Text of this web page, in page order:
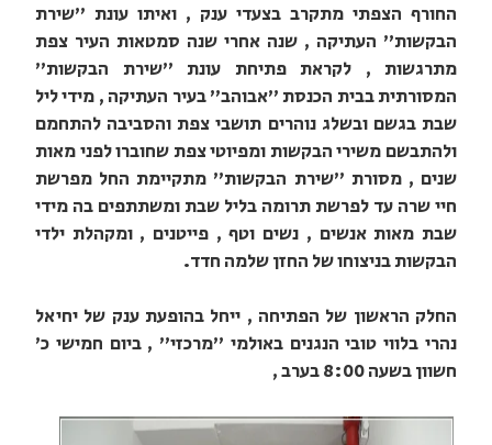
החורף הצפתי מתקרב בצעדי ענק , ואיתו עונת "שירת
הבקשות" העתיקה , שנה אחרי שנה סמטאות העיר צפת
מתרגשות , לקראת פתיחת עונת "שירת הבקשות"
המסורתית בבית הכנסת "אבוהב" בעיר העתיקה , מידי ליל
שבת בגשם ובשלג נוהרים תושבי צפת והסביבה להתחמם
ולהתבשם משירי הבקשות ומפיוטי צפת שחוברו לפני מאות
שנים , מסורת "שירת הבקשות" מתקיימת החל מפרשת
חיי שרה עד לפרשת תרומה בליל שבת ומשתתפים בה מידי
שבת מאות אנשים , נשים וטף , פייטנים , ומקהלת ילדי
הבקשות בניצוחו של החזן שלמה חדד.
החלק הראשון של הפתיחה , ייחל בהופעת ענק של יחיאל
נהרי בלווי טובי הנגנים באולמי "מרכזי" , ביום חמישי כ'
חשוון בשעה 8:00 בערב ,